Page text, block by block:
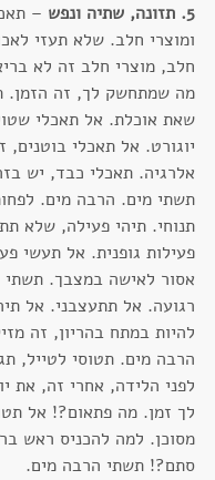
5. תזונה, שתיה ונפש
–
ומוצרי חלב. שלא תעזי
חלב, מוצרי חלב זה לא
מה שמתחשק לך, זה הזמן.
שאת אוכלת. אל תאכלי
יוגורט. אל תאכלי בוטנים,
אלרגיה. תאכלי כבד, יש
תנוחי. תיהי פעילה, שלא
פעילות גופנית. אל תעשי
אסור לאישה במצבך. תשתי
רגועה. אל תתעצבני. אל
להיות במתח בהריון, זה
הרבה מים. תטוסי לטייל,
לפני הלידה, אחרי זה, את
לך זמן. מה פתאום?! אל
מסוכן. למה להכניס ראש
סתם?! תשתי הרבה מים.